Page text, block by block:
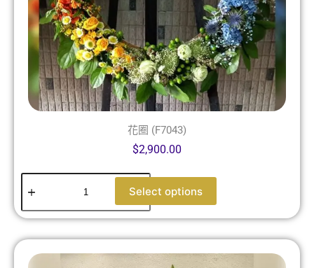
花圈 (F7043)
$2,900.00
Select options